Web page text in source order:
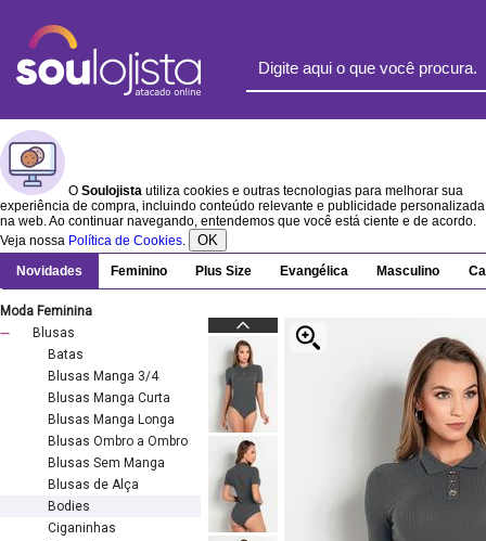
O Soulojista utiliza cookies e outras tecnologias para melhorar sua
experiência de compra, incluindo conteúdo relevante e publicidade personalizada
na web. Ao continuar navegando, entendemos que você está ciente e de acordo.
Veja nossa Política de Cookies. OK
Novidades Feminino Plus Size Evangélica Masculino
Moda Feminina
Blusas
Batas
Blusas Manga 3/4
Blusas Manga Curta
Blusas Manga Longa
Blusas Ombro a Ombro
Blusas Sem Manga
Blusas de Alça
Bodies
Ciganinhas